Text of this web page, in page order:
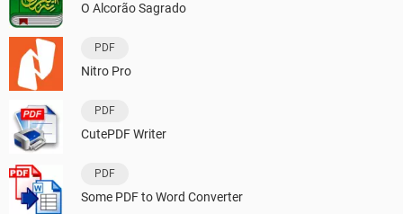
O Alcorão Sagrado
PDF
Nitro Pro
PDF
CutePDF Writer
PDF
Some PDF to Word Converter